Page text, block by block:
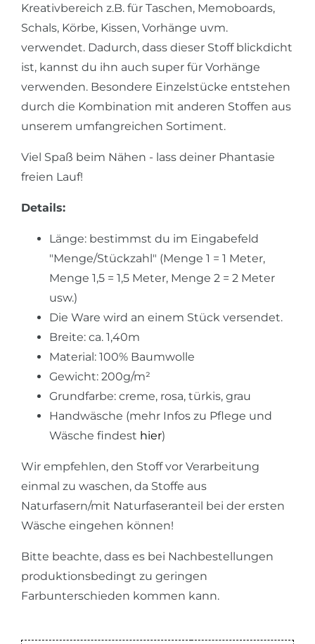
Kreativbereich z.B. für Taschen, Memoboards,
Schals, Körbe, Kissen, Vorhänge uvm.
verwendet. Dadurch, dass dieser Stoff blickdicht
ist, kannst du ihn auch super für Vorhänge
verwenden. Besondere Einzelstücke entstehen
durch die Kombination mit anderen Stoffen aus
unserem umfangreichen Sortiment.
Viel Spaß beim Nähen - lass deiner Phantasie
freien Lauf!
Details:
Länge: bestimmst du im Eingabefeld
"Menge/Stückzahl" (Menge 1 = 1 Meter,
Menge 1,5 = 1,5 Meter, Menge 2 = 2 Meter
usw.)
Die Ware wird an einem Stück versendet.
Breite: ca. 1,40m
Material: 100% Baumwolle
Gewicht: 200g/m²
Grundfarbe: creme, rosa, türkis, grau
Handwäsche (mehr Infos zu Pflege und
Wäsche findest hier)
Wir empfehlen, den Stoff vor Verarbeitung
einmal zu waschen, da Stoffe aus
Naturfasern/mit Naturfaseranteil bei der ersten
Wäsche eingehen können!
Bitte beachte, dass es bei Nachbestellungen
produktionsbedingt zu geringen
Farbunterschieden kommen kann.